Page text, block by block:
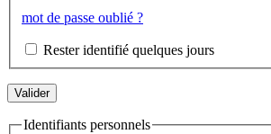
mot de passe oublié ?
Rester identifié quelques jours
Identifiants personnels